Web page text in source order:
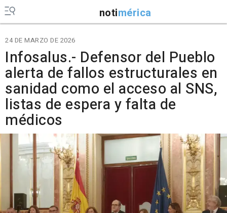
notimérica
24 DE MARZO DE 2026
Infosalus.- Defensor del Pueblo
alerta de fallos estructurales en
sanidad como el acceso al SNS,
listas de espera y falta de
médicos